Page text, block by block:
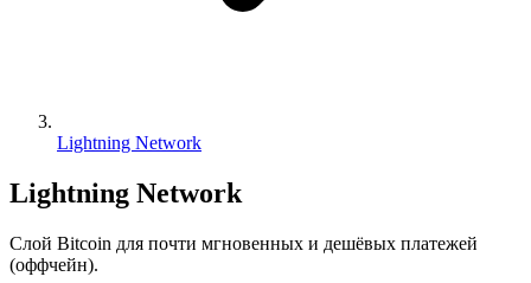
Lightning Network
Lightning Network
Слой Bitcoin для почти мгновенных и дешёвых платежей
(оффчейн).